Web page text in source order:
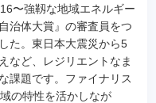
e
b
o
o
k
〜強靱な地域エネルギー
治体大賞』の審査員をつ
た。 東日本大震災から5
など、レジリエントなま
課題です。ファイナリス
の特性を活かしなが